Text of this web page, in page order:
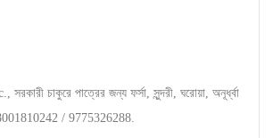
চাকুরে পাত্রের জন্য ফর্সা, সুন্দরী, ঘরোয়া, অনূর্ধ্বা
/ 9775326288.